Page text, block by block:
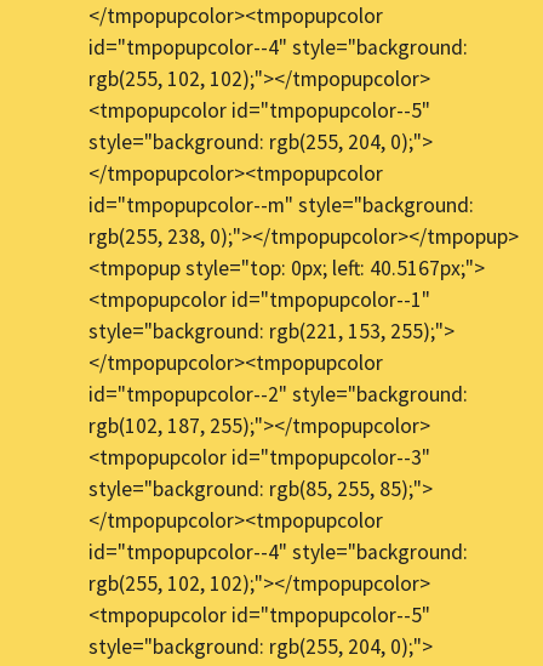
</tmpopupcolor><tmpopupcolor
id="tmpopupcolor--4" style="background:
rgb(255, 102, 102);"></tmpopupcolor>
<tmpopupcolor id="tmpopupcolor--5"
style="background: rgb(255, 204, 0);">
</tmpopupcolor><tmpopupcolor
id="tmpopupcolor--m" style="background:
rgb(255, 238, 0);"></tmpopupcolor></tmpopup>
<tmpopup style="top: 0px; left: 40.5167px;">
<tmpopupcolor id="tmpopupcolor--1"
style="background: rgb(221, 153, 255);">
</tmpopupcolor><tmpopupcolor
id="tmpopupcolor--2" style="background:
rgb(102, 187, 255);"></tmpopupcolor>
<tmpopupcolor id="tmpopupcolor--3"
style="background: rgb(85, 255, 85);">
</tmpopupcolor><tmpopupcolor
id="tmpopupcolor--4" style="background:
rgb(255, 102, 102);"></tmpopupcolor>
<tmpopupcolor id="tmpopupcolor--5"
style="background: rgb(255, 204, 0);">